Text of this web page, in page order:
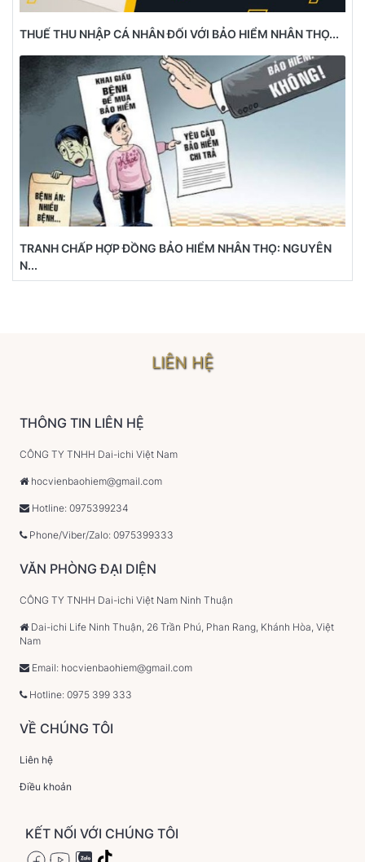
THUẾ THU NHẬP CÁ NHÂN ĐỐI VỚI BẢO HIỂM NHÂN THỌ...
TRANH CHẤP HỢP ĐỒNG BẢO HIỂM NHÂN THỌ: NGUYÊN
N...
LIÊN HỆ
THÔNG TIN LIÊN HỆ
CÔNG TY TNHH Dai-ichi Việt Nam
hocvienbaohiem@gmail.com
Hotline: 0975399234
Phone/Viber/Zalo: 0975399333
VĂN PHÒNG ĐẠI DIỆN
CÔNG TY TNHH Dai-ichi Việt Nam Ninh Thuận
Dai-ichi Life Ninh Thuận, 26 Trần Phú, Phan Rang, Khánh Hòa, Việt
Nam
Email: hocvienbaohiem@gmail.com
Hotline: 0975 399 333
VỀ CHÚNG TÔI
Liên hệ
Điều khoản
KẾT NỐI VỚI CHÚNG TÔI